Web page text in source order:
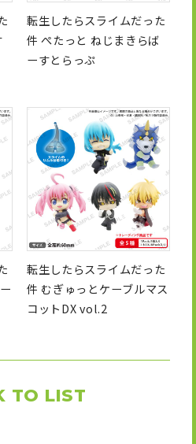
転生したらスライムだった
件 ぺたっと ねじまきらば
ーすとらっぷ
転生したらスライムだった
件 むぎゅっとケーブルマス
コットDX vol.2
TO LIST